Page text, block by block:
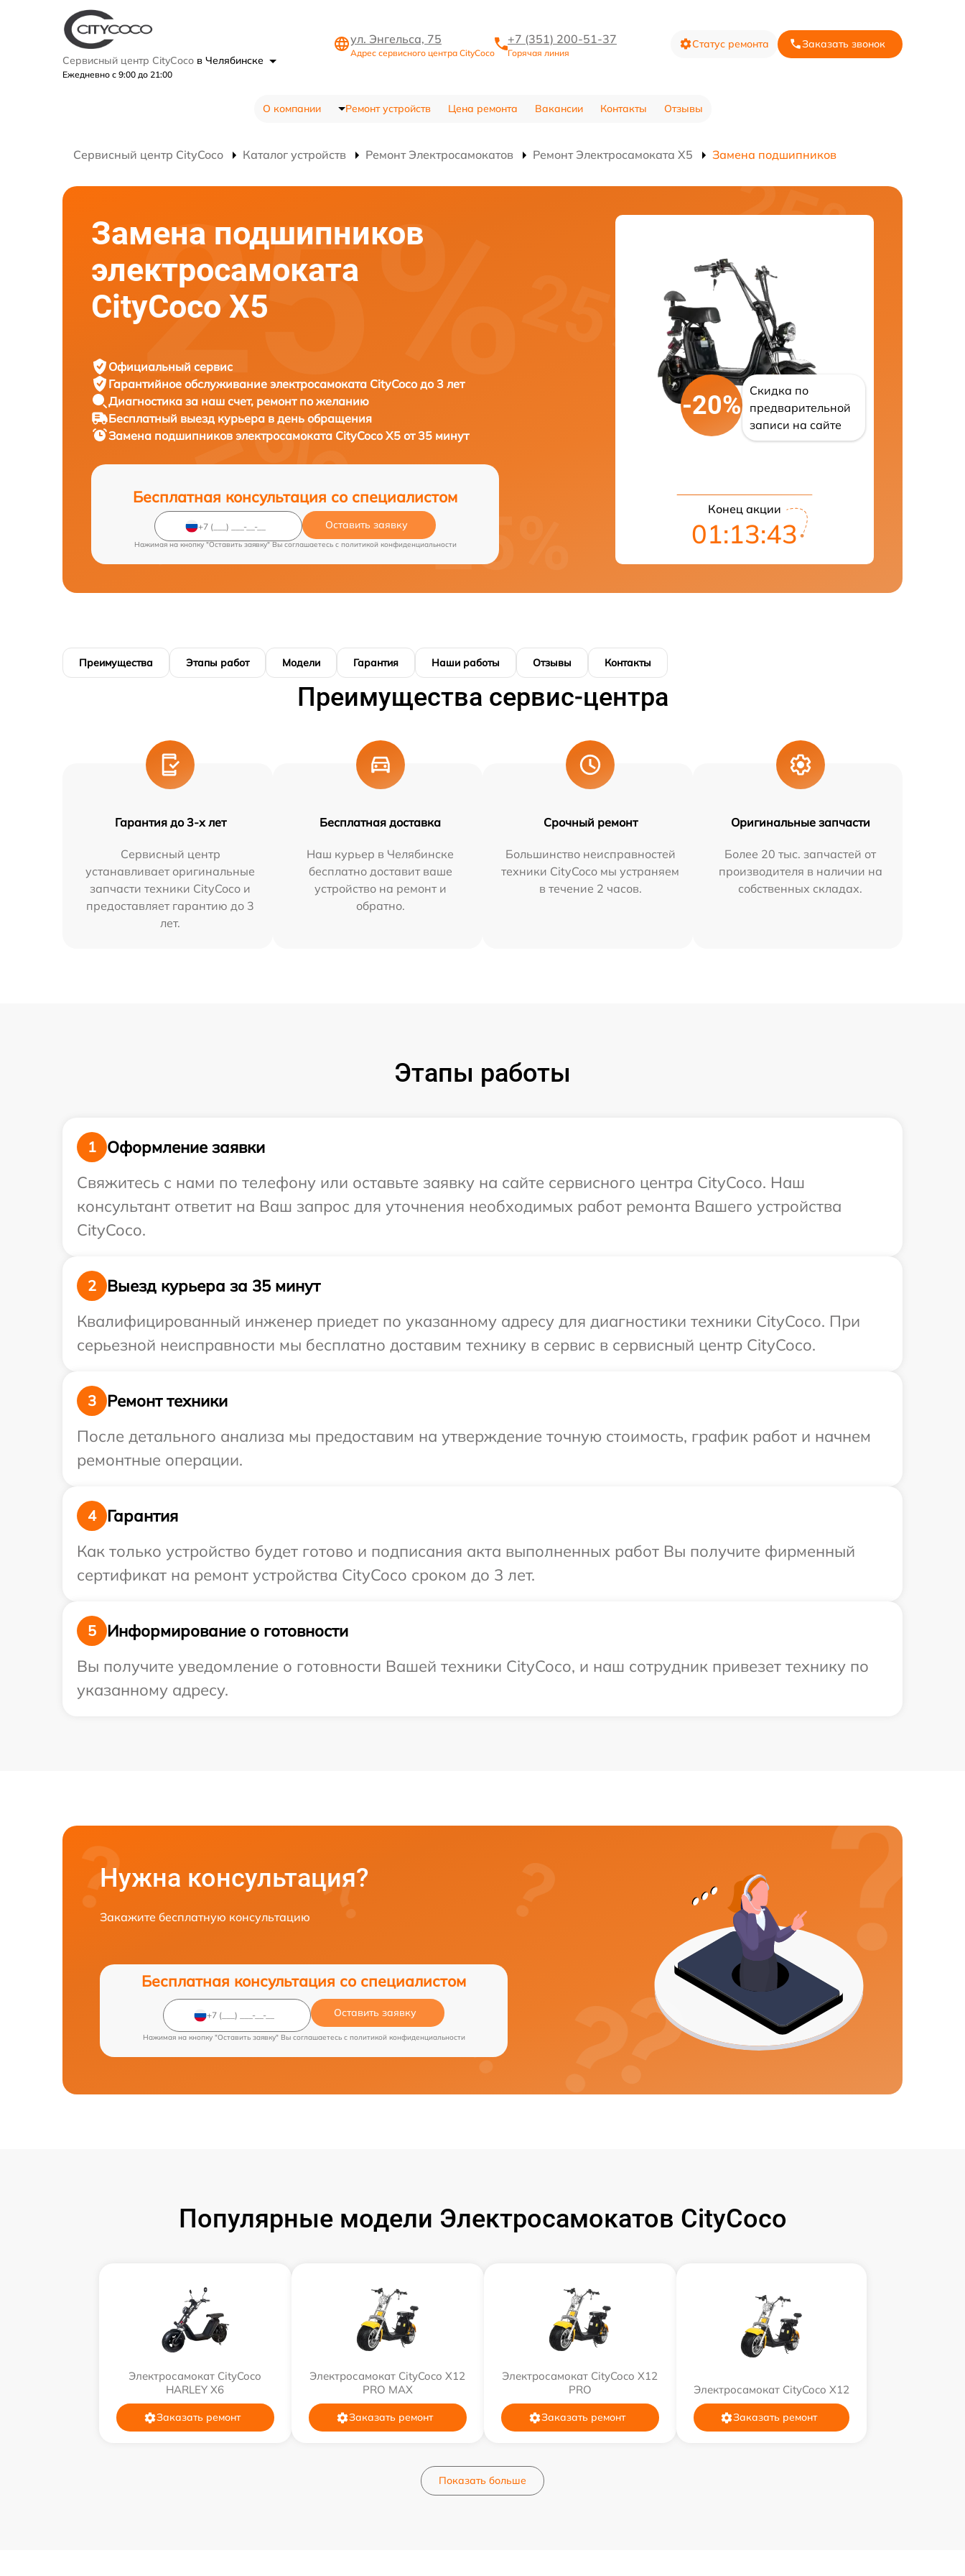
Сервисный центр CityCoco в Челябинске
Ежедневно с 9:00 до 21:00
ул. Энгельса, 75
Адрес сервисного центра CityCoco
+7 (351) 200-51-37
Горячая линия
Статус ремонта Заказать звонок
О компании Ремонт устройств Цена ремонта Вакансии Контакты Отзывы
Сервисный центр CityCoco Каталог устройств Ремонт Электросамокатов Ремонт Электросамоката X5 Замена подшипников
Замена подшипников
электросамоката
CityCoco X5
Официальный сервис
Гарантийное обслуживание электросамоката CityCoco до 3 лет
Диагностика за наш счет, ремонт по желанию
Бесплатный выезд курьера в день обращения
Замена подшипников электросамоката CityCoco X5 от 35 минут
Бесплатная консультация со специалистом
Оставить заявку
Нажимая на кнопку "Оставить заявку" Вы соглашаетесь c политикой конфиденциальности
-20%
Скидка по
предварительной
записи на сайте
Конец акции
01:13:42
Преимущества Этапы работ Модели Гарантия Наши работы Отзывы Контакты
Преимущества сервис-центра
Гарантия до 3-х лет
Сервисный центр
устанавливает оригинальные
запчасти техники CityCoco и
предоставляет гарантию до 3
лет.
Бесплатная доставка
Наш курьер в Челябинске
бесплатно доставит ваше
устройство на ремонт и
обратно.
Срочный ремонт
Большинство неисправностей
техники CityCoco мы устраняем
в течение 2 часов.
Оригинальные запчасти
Более 20 тыс. запчастей от
производителя в наличии на
собственных складах.
Этапы работы
1
Оформление заявки
Свяжитесь с нами по телефону или оставьте заявку на сайте сервисного центра CityCoco. Наш
консультант ответит на Ваш запрос для уточнения необходимых работ ремонта Вашего устройства
CityCoco.
2
Выезд курьера за 35 минут
Квалифицированный инженер приедет по указанному адресу для диагностики техники CityCoco. При
серьезной неисправности мы бесплатно доставим технику в сервис в сервисный центр CityCoco.
3
Ремонт техники
После детального анализа мы предоставим на утверждение точную стоимость, график работ и начнем
ремонтные операции.
4
Гарантия
Как только устройство будет готово и подписания акта выполненных работ Вы получите фирменный
сертификат на ремонт устройства CityCoco сроком до 3 лет.
5
Информирование о готовности
Вы получите уведомление о готовности Вашей техники CityCoco, и наш сотрудник привезет технику по
указанному адресу.
Нужна консультация?
Закажите бесплатную консультацию
Бесплатная консультация со специалистом
Оставить заявку
Нажимая на кнопку "Оставить заявку" Вы соглашаетесь c политикой конфиденциальности
Популярные модели Электросамокатов CityCoco
Электросамокат CityCoco
HARLEY X6
Заказать ремонт
Электросамокат CityCoco X12
PRO MAX
Заказать ремонт
Электросамокат CityCoco X12
PRO
Заказать ремонт
Электросамокат CityCoco X12
Заказать ремонт
Показать больше